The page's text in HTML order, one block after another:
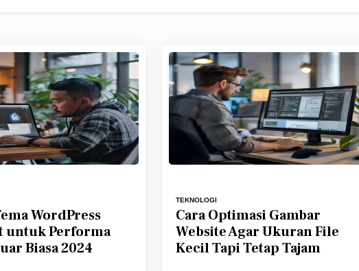
WordPress
untuk Performa
Biasa 2024
TEKNOLOGI
Cara Optimasi Gambar
Website Agar Ukuran File
Kecil Tapi Tetap Tajam